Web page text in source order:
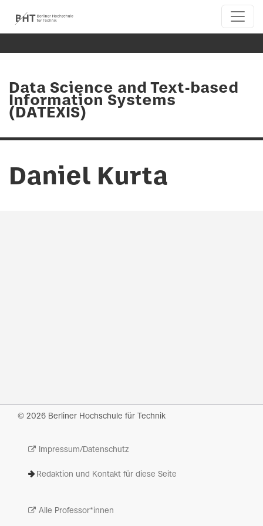
Data Science and Text-based
Information Systems
(DATEXIS)
Daniel Kurta
© 2026 Berliner Hochschule für Technik
Impressum/Datenschutz
Redaktion und Kontakt für diese Seite
Alle Professor*innen